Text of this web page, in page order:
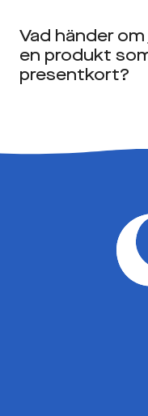
Vad händer om
en produkt
presentkort?